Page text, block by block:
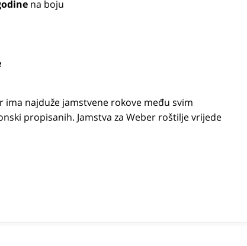
na boju
ima najduže jamstvene rokove među svim
propisanih. Jamstva za Weber roštilje vrijede